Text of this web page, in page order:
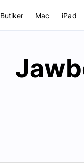
Butiker Mac iPad